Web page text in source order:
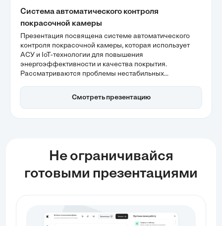
Система автоматического контроля
покрасочной камеры
Презентация посвящена системе автоматического
контроля покрасочной камеры, которая использует
АСУ и IoT-технологии для повышения
энергоэффективности и качества покрытия.
Рассматриваются проблемы нестабильных
потребление энергии из-за статичных систем
вентиляции. Интеграция интеллектуального
Смотреть презентацию
Не ограничивайся
готовыми презентациями